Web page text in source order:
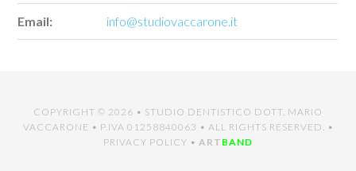
Email: info@studiovaccarone.it
COPYRIGHT © 2026 • STUDIO DENTISTICO DOTT. MARIO
VACCARONE • P.IVA 01258840063 • ALL RIGHTS RESERVED. •
PRIVACY POLICY • ART BAND